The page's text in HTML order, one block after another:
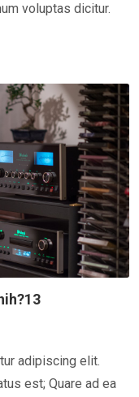
voluptas dicitur.
adipiscing elit.
est; Quare ad ea